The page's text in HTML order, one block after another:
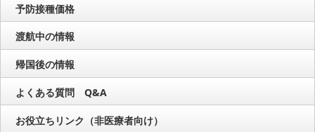
予防接種価格
渡航中の情報
帰国後の情報
よくある質問 Q&A
お役立ちリンク（非医療者向け）